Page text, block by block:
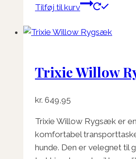
Tilføj til kurv
Trixie Willow
kr. 649,95
Trixie Willow Rygsæk er
komfortabel
hunde. Den er velegnet til